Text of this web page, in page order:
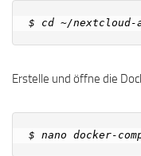
Erstelle und öffne die